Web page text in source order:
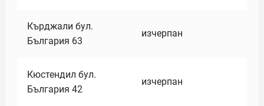
Кърджали бул.
България 63
изчерпан
Кюстендил бул.
България 42
изчерпан